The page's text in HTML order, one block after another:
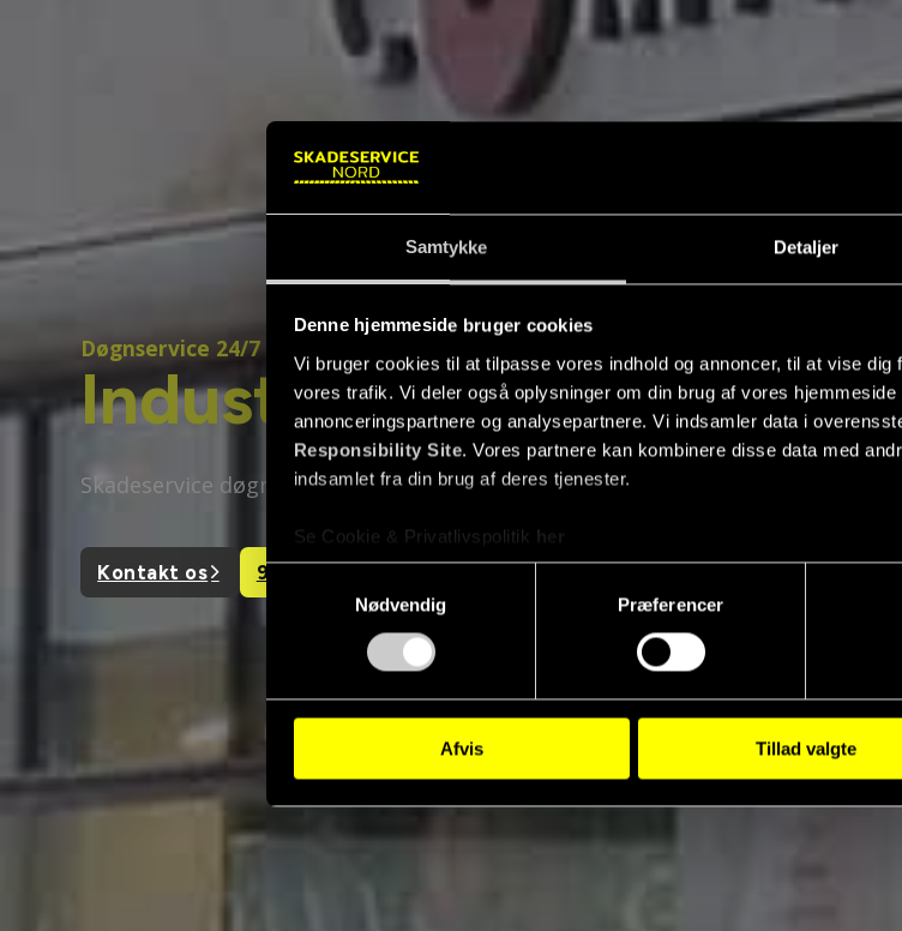
Samtykke Detaljer
Denne hjemmeside bruger cookies
Vi bruger cookies til at tilpasse vores indhold og annoncer, til at vise
vores trafik. Vi deler også oplysninger om din brug af vores
annonceringspartnere og analysepartnere. Vi indsamler data i
Responsibility Site. Vores partnere kan kombinere disse data med
indsamlet fra din brug af deres tjenester.
Se Cookie & Privatlivspolitik her
Samtykkevalg
Nødvendig
Præferencer
Afvis Tillad valgte
Døgnservice 24/7 – 365 dage om året
Industri­service
Skadeservice døgnet rundt
Kontakt os 93 807 808